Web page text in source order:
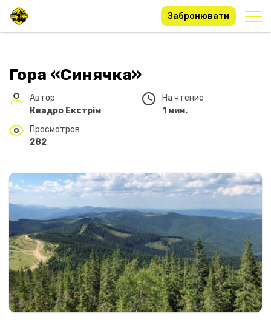
Забронювати
Гора «Синячка»
Автор
Квадро Екстрім
На чтение
1 мин.
Просмотров
282